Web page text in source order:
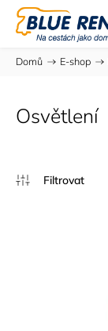
Domů / E-shop /
Osvětlení